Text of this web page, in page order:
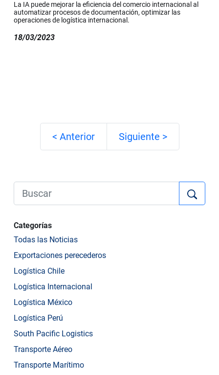
La IA puede mejorar la eficiencia del comercio internacional al
automatizar procesos de documentación, optimizar las
operaciones de logística internacional.
18/03/2023
< Anterior Siguiente >
Categorías
Todas las Noticias
Exportaciones perecederos
Logística Chile
Logística Internacional
Logística México
Logística Perú
South Pacific Logistics
Transporte Aéreo
Transporte Marítimo